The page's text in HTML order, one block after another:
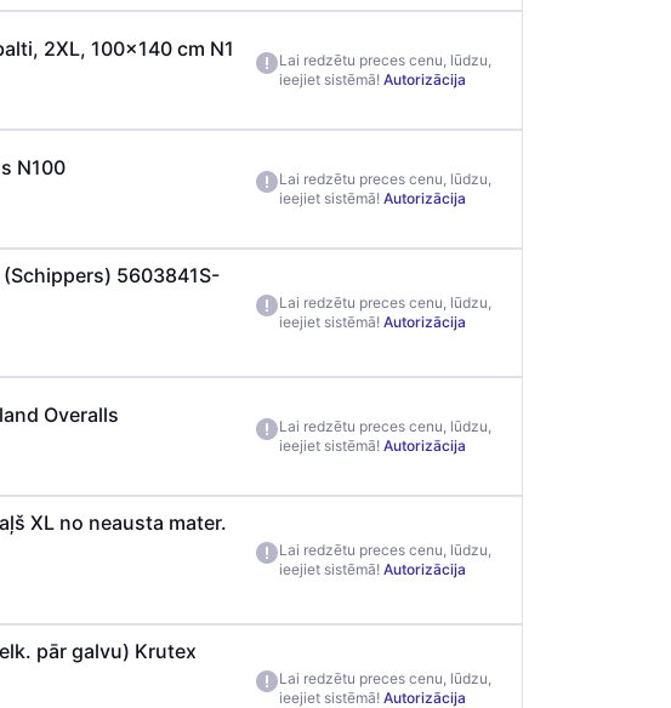
2XL, 100x140 cm N1
Lai redzētu preces cenu, lūdzu,
ieejiet sistēmā! Autorizācija
N100
Lai redzētu preces cenu, lūdzu,
ieejiet sistēmā! Autorizācija
5603841S-
Lai redzētu preces cenu, lūdzu,
ieejiet sistēmā! Autorizācija
Overalls
Lai redzētu preces cenu, lūdzu,
ieejiet sistēmā! Autorizācija
XL no neausta mater.
Lai redzētu preces cenu, lūdzu,
ieejiet sistēmā! Autorizācija
pār galvu) Krutex
Lai redzētu preces cenu, lūdzu,
ieejiet sistēmā! Autorizācija